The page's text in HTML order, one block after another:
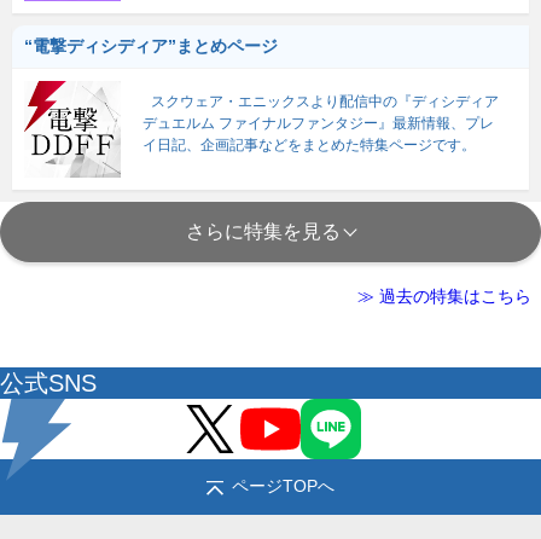
“電撃ディシディア”まとめページ
スクウェア・エニックスより配信中の『ディシディア
デュエルム ファイナルファンタジー』最新情報、プレ
イ日記、企画記事などをまとめた特集ページです。
さらに特集を見る
≫ 過去の特集はこちら
公式SNS
ページTOPへ